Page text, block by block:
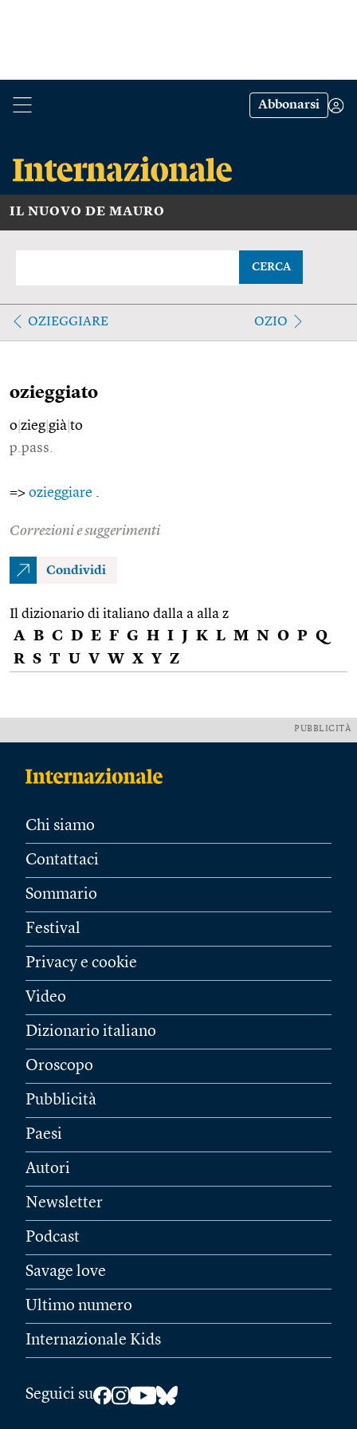
Abbonarsi
IL NUOVO DE MAURO
CERCA
OZIEGGIARE OZIO
ozieggiato
o zieg già to
p.pass.
=> ozieggiare
Correzioni e suggerimenti
Condividi
Il dizionario di italiano dalla a alla z
A B C D E F G H I J K L M N O P Q
R S T U V W X Y Z
PUBBLICITÀ
Chi siamo
Contattaci
Sommario
Festival
Privacy e cookie
Video
Dizionario italiano
Oroscopo
Pubblicità
Paesi
Autori
Newsletter
Podcast
Savage love
Ultimo numero
Internazionale Kids
Seguici su